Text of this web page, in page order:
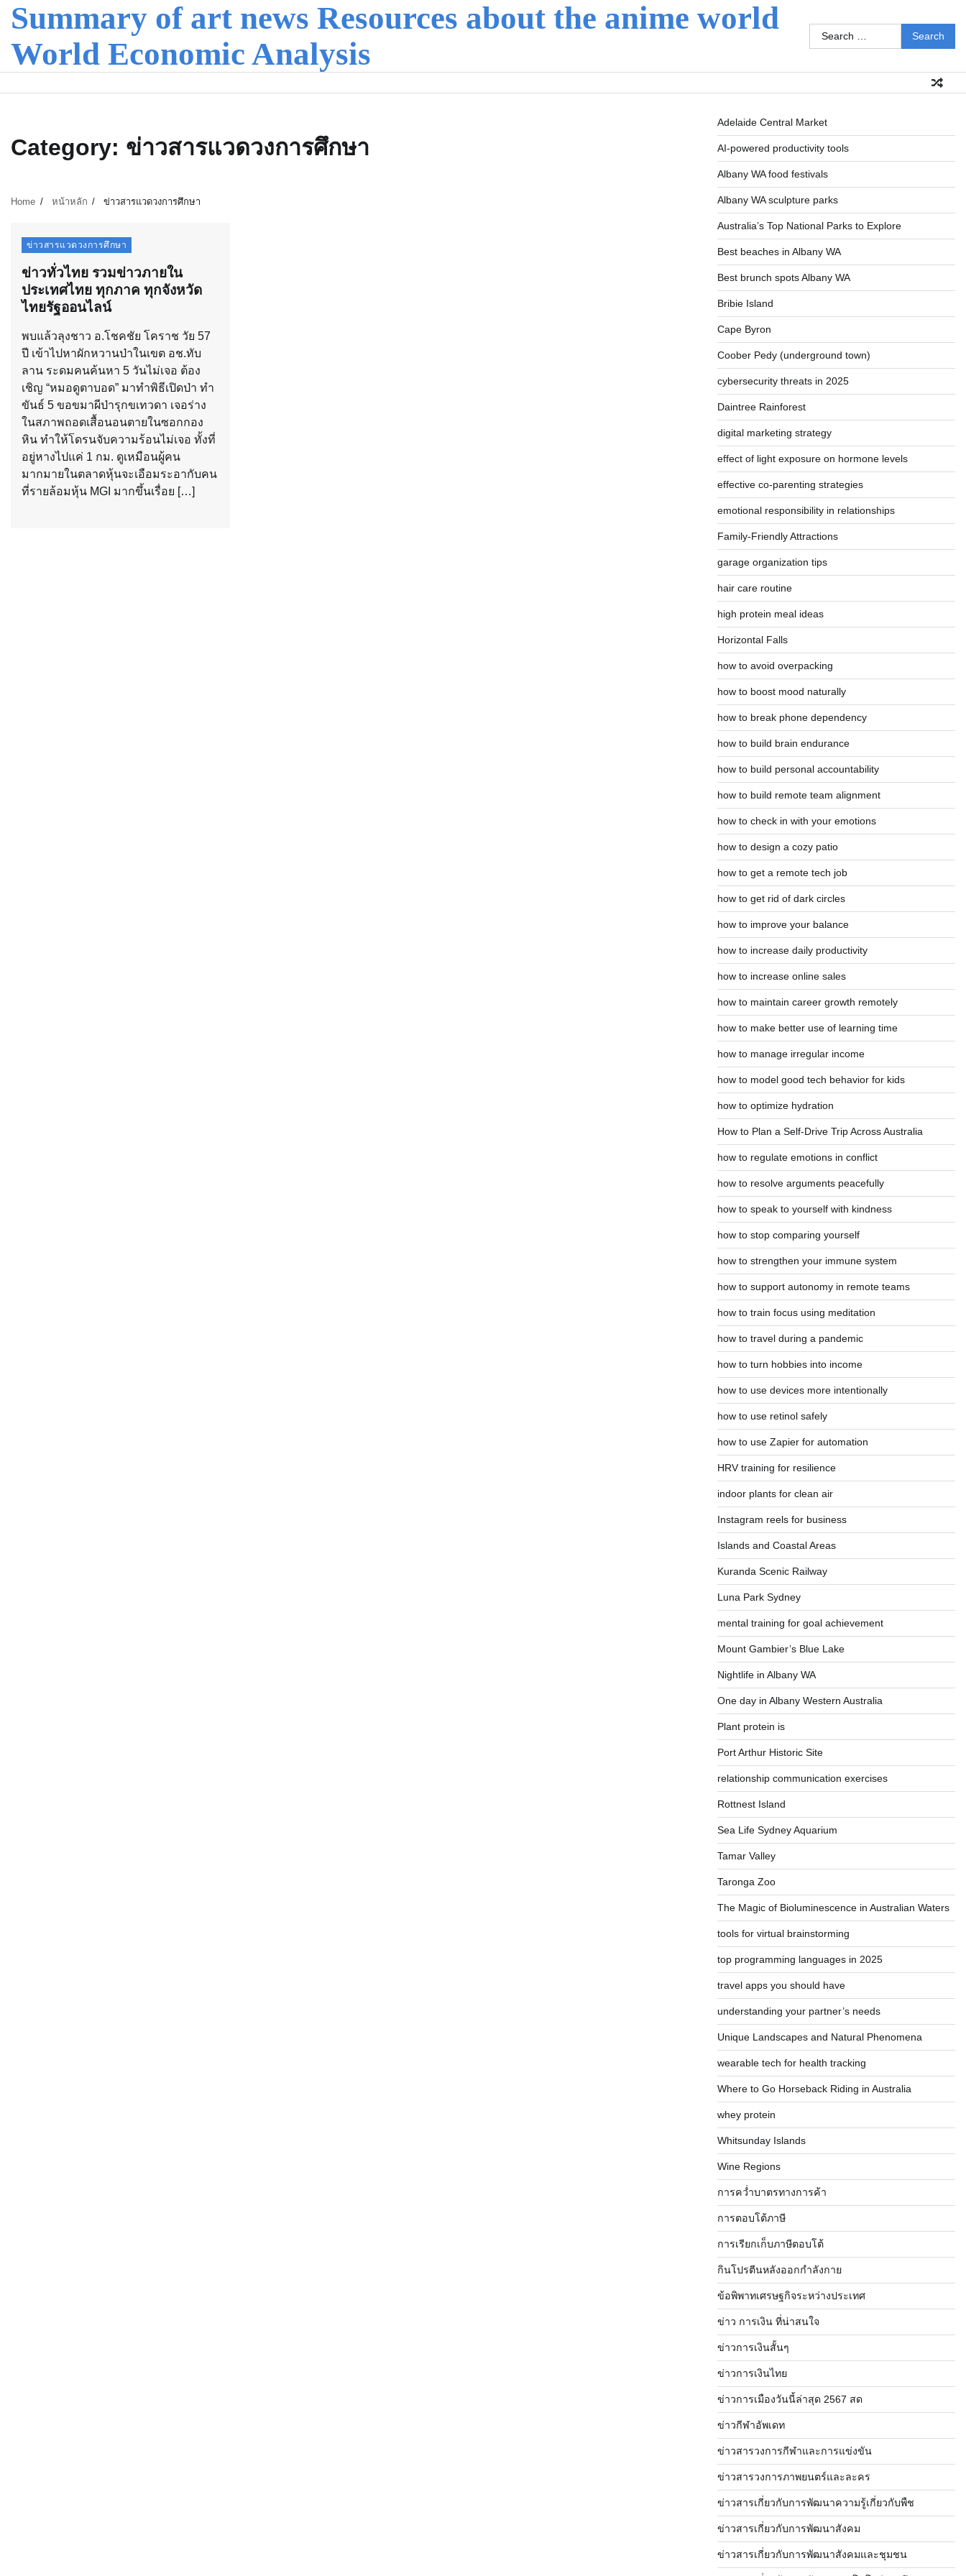
Skip
content
Summary of art news Resources about the anime world
World Economic Analysis
Search
for:
Category: ข่าวสารแวดวงการศึกษา
Home หน้าหลัก ข่าวสารแวดวงการศึกษา
ข่าวสารแวดวงการศึกษา
ข่าวทั่วไทย รวมข่าวภายใน
ประเทศไทย ทุกภาค ทุกจังหวัด
ไทยรัฐออนไลน์
พบแล้วลุงชาว อ.โชคชัย โคราช วัย 57
ปี เข้าไปหาผักหวานป่าในเขต อช.ทับ
ลาน ระดมคนค้นหา 5 วันไม่เจอ ต้อง
เชิญ “หมอดูตาบอด” มาทำพิธีเปิดป่า ทำ
ขันธ์ 5 ขอขมาผีป่ารุกขเทวดา เจอร่าง
ในสภาพถอดเสื้อนอนตายในซอกกอง
หิน ทำให้โดรนจับความร้อนไม่เจอ ทั้งที่
อยู่หางไปแค่ 1 กม. ดูเหมือนผู้คน
มากมายในตลาดหุ้นจะเอือมระอากับคน
ที่รายล้อมหุ้น MGI มากขึ้นเรื่อย […]
Adelaide Central Market
AI-powered productivity tools
Albany WA food festivals
Albany WA sculpture parks
Australia’s Top National Parks to Explore
Best beaches in Albany WA
Best brunch spots Albany WA
Bribie Island
Cape Byron
Coober Pedy (underground town)
cybersecurity threats in 2025
Daintree Rainforest
digital marketing strategy
effect of light exposure on hormone levels
effective co-parenting strategies
emotional responsibility in relationships
Family-Friendly Attractions
garage organization tips
hair care routine
high protein meal ideas
Horizontal Falls
how to avoid overpacking
how to boost mood naturally
how to break phone dependency
how to build brain endurance
how to build personal accountability
how to build remote team alignment
how to check in with your emotions
how to design a cozy patio
how to get a remote tech job
how to get rid of dark circles
how to improve your balance
how to increase daily productivity
how to increase online sales
how to maintain career growth remotely
how to make better use of learning time
how to manage irregular income
how to model good tech behavior for kids
how to optimize hydration
How to Plan a Self-Drive Trip Across Australia
how to regulate emotions in conflict
how to resolve arguments peacefully
how to speak to yourself with kindness
how to stop comparing yourself
how to strengthen your immune system
how to support autonomy in remote teams
how to train focus using meditation
how to travel during a pandemic
how to turn hobbies into income
how to use devices more intentionally
how to use retinol safely
how to use Zapier for automation
HRV training for resilience
indoor plants for clean air
Instagram reels for business
Islands and Coastal Areas
Kuranda Scenic Railway
Luna Park Sydney
mental training for goal achievement
Mount Gambier’s Blue Lake
Nightlife in Albany WA
One day in Albany Western Australia
Plant protein is
Port Arthur Historic Site
relationship communication exercises
Rottnest Island
Sea Life Sydney Aquarium
Tamar Valley
Taronga Zoo
The Magic of Bioluminescence in Australian Waters
tools for virtual brainstorming
top programming languages in 2025
travel apps you should have
understanding your partner’s needs
Unique Landscapes and Natural Phenomena
wearable tech for health tracking
Where to Go Horseback Riding in Australia
whey protein
Whitsunday Islands
Wine Regions
การคว่ำบาตรทางการค้า
การตอบโต้ภาษี
การเรียกเก็บภาษีตอบโต้
กินโปรตีนหลังออกกำลังกาย
ข้อพิพาทเศรษฐกิจระหว่างประเทศ
ข่าว การเงิน ที่น่าสนใจ
ข่าวการเงินสั้นๆ
ข่าวการเงินไทย
ข่าวการเมืองวันนี้ล่าสุด 2567 สด
ข่าวกีฬาอัพเดท
ข่าวสารวงการกีฬาและการแข่งขัน
ข่าวสารวงการภาพยนตร์และละคร
ข่าวสารเกี่ยวกับการพัฒนาความรู้เกี่ยวกับพืช
ข่าวสารเกี่ยวกับการพัฒนาสังคม
ข่าวสารเกี่ยวกับการพัฒนาสังคมและชุมชน